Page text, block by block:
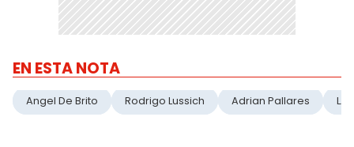
EN ESTA NOTA
Angel De Brito Rodrigo Lussich Adrian Pallares